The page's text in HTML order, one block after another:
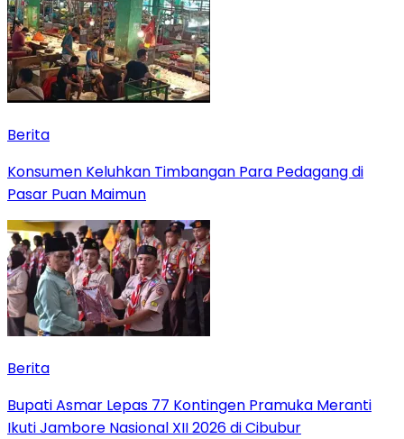
Berita
Konsumen Keluhkan Timbangan Para Pedagang di
Pasar Puan Maimun
Berita
Bupati Asmar Lepas 77 Kontingen Pramuka Meranti
Ikuti Jambore Nasional XII 2026 di Cibubur